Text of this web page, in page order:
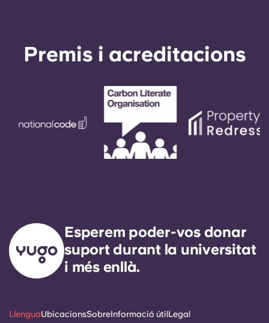
Premis i acreditacions
Esperem poder-vos donar
suport durant la universitat
i més enllà.
LlenguaUbicacionsSobreInformació útilLegal